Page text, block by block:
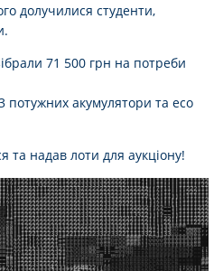
долучилися студенти,
71 500 грн на потреби
акумулятори та eco
та надав лоти для аукціону!